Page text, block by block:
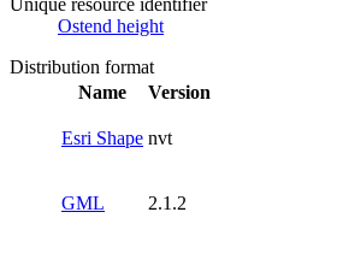
Ostend height
Distribution format
Name
Version
Esri Shape nvt
GML 2.1.2